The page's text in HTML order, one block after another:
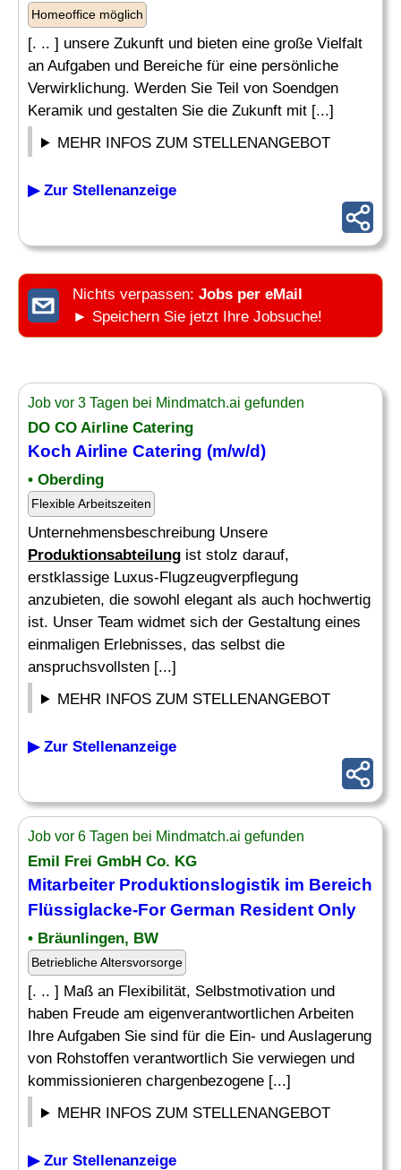
Homeoffice möglich
[. .. ] unsere Zukunft und bieten eine große Vielfalt
an Aufgaben und Bereiche für eine persönliche
Verwirklichung. Werden Sie Teil von Soendgen
Keramik und gestalten Sie die Zukunft mit [...]
MEHR INFOS ZUM STELLENANGEBOT
▶ Zur Stellenanzeige
Nichts verpassen: Jobs per eMail
► Speichern Sie jetzt Ihre Jobsuche!
Job vor 3 Tagen bei Mindmatch.ai gefunden
DO CO Airline Catering
Koch Airline Catering (m/w/d)
• Oberding
Flexible Arbeitszeiten
Unternehmensbeschreibung Unsere
Produktionsabteilung ist stolz darauf,
erstklassige Luxus-Flugzeugverpflegung
anzubieten, die sowohl elegant als auch hochwertig
ist. Unser Team widmet sich der Gestaltung eines
einmaligen Erlebnisses, das selbst die
anspruchsvollsten [...]
MEHR INFOS ZUM STELLENANGEBOT
▶ Zur Stellenanzeige
Job vor 6 Tagen bei Mindmatch.ai gefunden
Emil Frei GmbH Co. KG
Mitarbeiter Produktionslogistik im Bereich
Flüssiglacke-For German Resident Only
• Bräunlingen, BW
Betriebliche Altersvorsorge
[. .. ] Maß an Flexibilität, Selbstmotivation und
haben Freude am eigenverantwortlichen Arbeiten
Ihre Aufgaben Sie sind für die Ein- und Auslagerung
von Rohstoffen verantwortlich Sie verwiegen und
kommissionieren chargenbezogene [...]
MEHR INFOS ZUM STELLENANGEBOT
▶ Zur Stellenanzeige